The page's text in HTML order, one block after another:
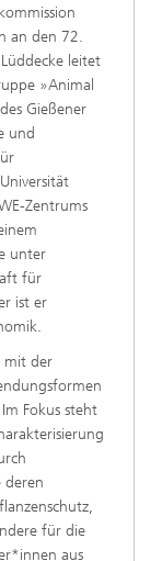
an den 72.
leitet
»Animal
Gießener
und
Zentrums
unter
für
ist er
mit der
Fokus steht
deren
für die
aus